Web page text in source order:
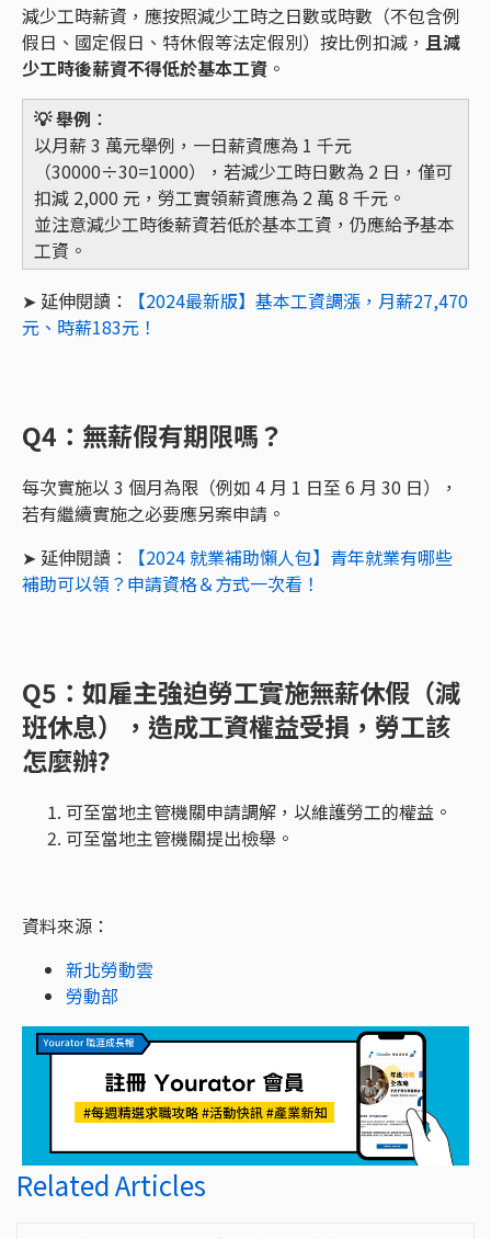
減少工時薪資，應按照減少工時之日數或時數（不包含例
假日、國定假日、特休假等法定假別）按比例扣減， 且減
少工時後薪資不得低於基本工資 。
💡 舉例 ：
以月薪 3 萬元舉例，一日薪資應為 1 千元
（30000÷30=1000），若減少工時日數為 2 日，僅可
扣減 2,000 元，勞工實領薪資應為 2 萬 8 千元。
並注意減少工時後薪資若低於基本工資，仍應給予基本
工資。
➤ 延伸閱讀：
【2024最新版】基本工資調漲，月薪27,470
元、時薪183元！
Q4：無薪假有期限嗎？
每次實施以 3 個月為限（例如 4 月 1 日至 6 月 30 日），
若有繼續實施之必要應另案申請。
➤ 延伸閱讀：
【2024 就業補助懶人包】青年就業有哪些
補助可以領？申請資格＆方式一次看！
Q5：如雇主強迫勞工實施無薪休假（減
班休息），造成工資權益受損，勞工該
怎麼辦?
可至當地主管機關申請調解，以維護勞工的權益。
可至當地主管機關提出檢舉。
資料來源：
新北勞動雲
勞動部
Related Articles